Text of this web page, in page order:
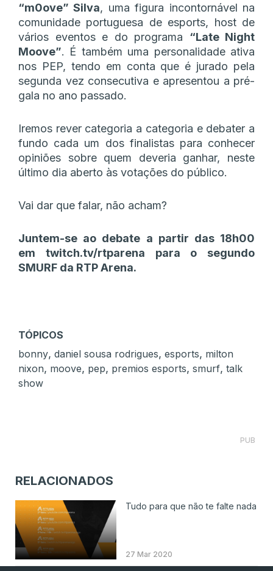
“m0ove” Silva, uma figura incontornável na
comunidade portuguesa de esports, host de
vários eventos e do programa “Late Night
Moove”. É também uma personalidade ativa
nos PEP, tendo em conta que é jurado pela
segunda vez consecutiva e apresentou a pré-
gala no ano passado.
Iremos rever categoria a categoria e debater a
fundo cada um dos finalistas para conhecer
opiniões sobre quem deveria ganhar, neste
último dia aberto às votações do público.
Vai dar que falar, não acham?
Juntem-se ao debate a partir das 18h00
em twitch.tv/rtparena para o segundo
SMURF da RTP Arena.
TÓPICOS
bonny, daniel sousa rodrigues, esports, milton
nixon, moove, pep, premios esports, smurf, talk
show
PUB
RELACIONADOS
Tudo para que não te falte nada
27 Mar 2020